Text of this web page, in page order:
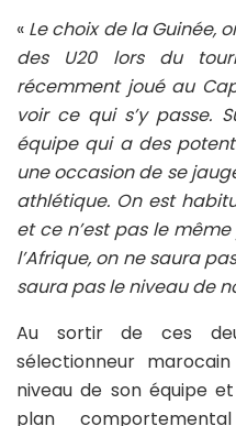
« Le choix de la Guinée,
des U20 lors du
récemment joué au
voir ce qui s’y passe.
équipe qui a des
une occasion de se
athlétique. On est
et ce n’est pas le
l’Afrique, on ne saura
saura pas le niveau de
Au sortir de ces
sélectionneur
niveau de son équipe
plan